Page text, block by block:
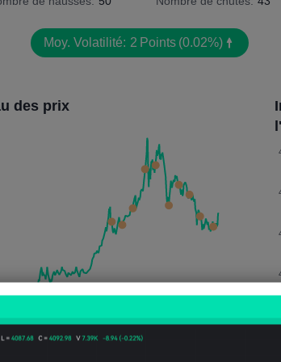
Moy. Volatilité: 2 Points (0.02%)
des prix